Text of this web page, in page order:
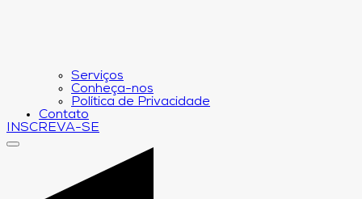
Serviços
Conheça-nos
Política de Privacidade
Contato
INSCREVA-SE